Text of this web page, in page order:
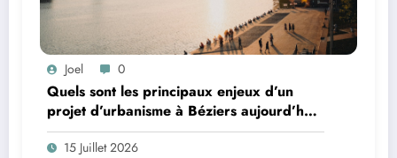
Joel 0
Quels sont les principaux enjeux d’un
projet d’urbanisme à Béziers aujourd’hui
?
15 Juillet 2026